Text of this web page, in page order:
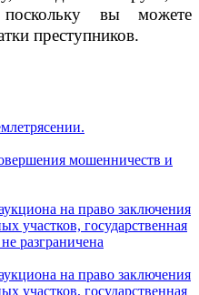
вы можете
преступников.
мошенничеств и
на право заключения
участков, государственная
разграничена
на право заключения
участков, государственная